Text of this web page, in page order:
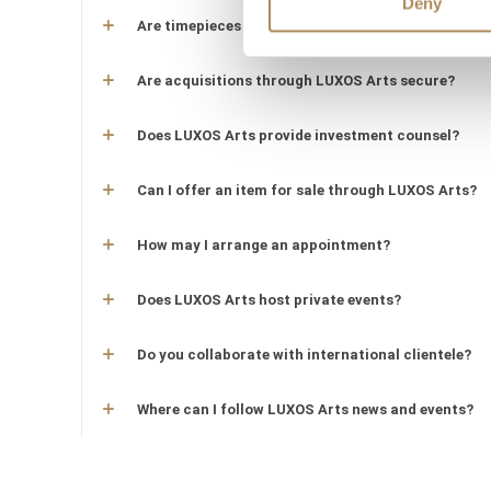
Are timepieces offered by LUXOS Arts warranty-
Are acquisitions through LUXOS Arts secure?
Does LUXOS Arts provide investment counsel?
Can I offer an item for sale through LUXOS Arts?
How may I arrange an appointment?
Does LUXOS Arts host private events?
Do you collaborate with international clientele?
Where can I follow LUXOS Arts news and events?